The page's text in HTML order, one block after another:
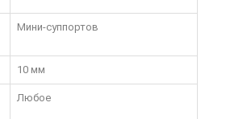
Мини-суппортов
10 мм
Любое